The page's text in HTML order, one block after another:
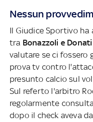
Nessun
Il Giudice Sportivo
tra Bonazzoli e Donati
valutare se ci fossero
prova tv contro
presunto calcio sul
Sul referto l'arbitro
regolarmente
dopo il check aveva